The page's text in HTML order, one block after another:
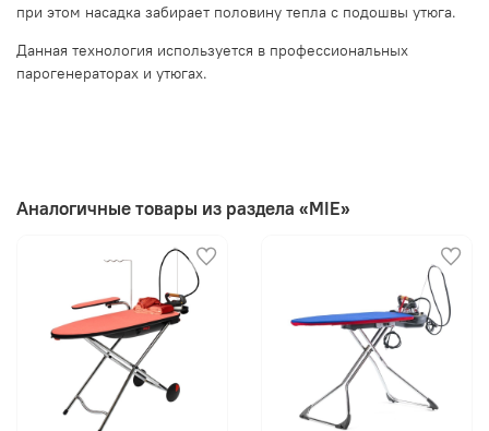
при этом насадка забирает половину тепла с подошвы утюга.
Данная технология используется в профессиональных
парогенераторах и утюгах.
Аналогичные товары из раздела «MIE»